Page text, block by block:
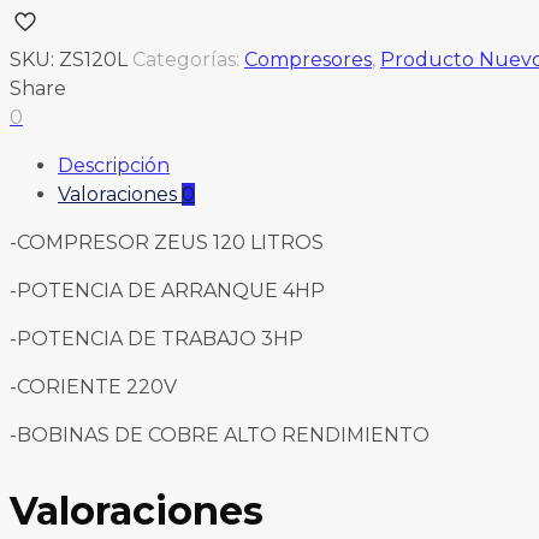
SKU: ZS120L Categorías: Compresores, Producto
Share
0
Descripción
Valoraciones 0
-COMPRESOR ZEUS 120 LITROS
-POTENCIA DE ARRANQUE 4HP
-POTENCIA DE TRABAJO 3HP
-CORIENTE 220V
-BOBINAS DE COBRE ALTO RENDIMIENTO
Valoraciones